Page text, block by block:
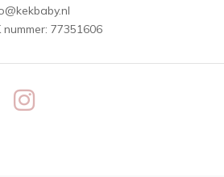
nummer: 77351606